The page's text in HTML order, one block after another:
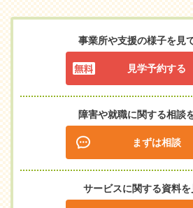
事業所や支援の様子を見
見学予約する
障害や就職に関する相談
まずは相談
サービスに関する資料